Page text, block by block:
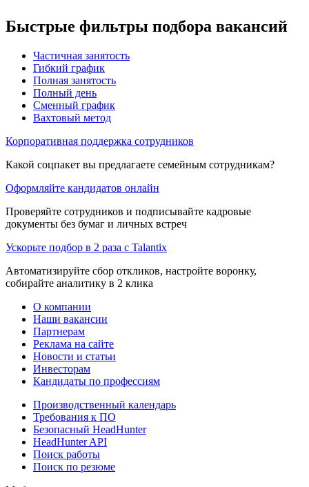
Быстрые фильтры подбора вакансий
Частичная занятость
Гибкий график
Полная занятость
Полный день
Сменный график
Вахтовый метод
Корпоративная поддержка сотрудников
Какой соцпакет вы предлагаете семейным сотрудникам?
Оформляйте кандидатов онлайн
Проверяйте сотрудников и подписывайте кадровые
документы без бумаг и личных встреч
Ускорьте подбор в 2 раза с Talantix
Автоматизируйте сбор откликов, настройте воронку,
собирайте аналитику в 2 клика
О компании
Наши вакансии
Партнерам
Реклама на сайте
Новости и статьи
Инвесторам
Кандидаты по профессиям
Производственный календарь
Требования к ПО
Безопасный HeadHunter
HeadHunter API
Поиск работы
Поиск по резюме